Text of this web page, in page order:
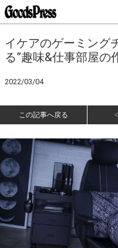
イケアのゲーミング
る”趣味&仕事部屋の
2022/03/04
この記事へ戻る